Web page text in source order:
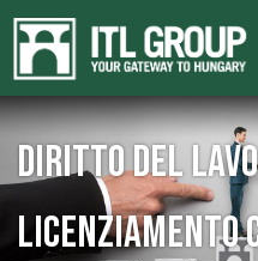
Diritto del